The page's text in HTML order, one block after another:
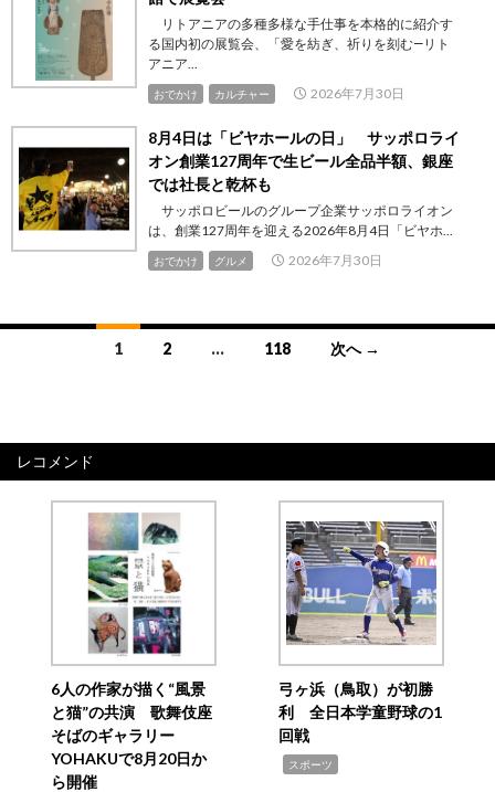
リトアニアの多種多様な手仕事を本格的に紹介す
る国内初の展覧会、「愛を紡ぎ、祈りを刻む―リト
アニア...
おでかけ カルチャー 2026年7月30日
8月4日は「ビヤホールの日」 サッポロライ
オン創業127周年で生ビール全品半額、銀座
では社長と乾杯も
サッポロビールのグループ企業サッポロライオン
は、創業127周年を迎える2026年8月4日「ビヤホ...
おでかけ グルメ 2026年7月30日
ビ
1 2 … 118 次へ →
レコメンド
6人の作家が描く“風景
と猫”の共演 歌舞伎座
そばのギャラリー
YOHAKUで8月20日か
ら開催
弓ヶ浜（鳥取）が初勝
利 全日本学童野球の1
回戦
スポーツ